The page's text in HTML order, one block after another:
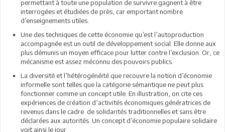
permettant à toute une population de survivre gagnent à être
interrogées et étudiées de près, car emportant nombre
d’enseignements utiles.
Une des techniques de cette économie qu’est l’autoproduction
accompagnée est un outil de développement social. Elle donne aux
plus démunis un moyen efficace pour lutter contre l’exclusion. Or, ce
mécanisme est assez méconnu des pouvoirs publics.
La diversité et l’hétérogénéité que recouvre la notion d’économie
informelle sont telles que la catégorie sémantique ne peut plus
fonctionner comme un concept utile. En illustration, on cite ces
expériences de création d’activités économiques génératrices de
revenus dans le cadre de solidarités traditionnelles et sans être
déclarées aux autorités. Un concept d’économie populaire solidaire
voit ainsi le jour.